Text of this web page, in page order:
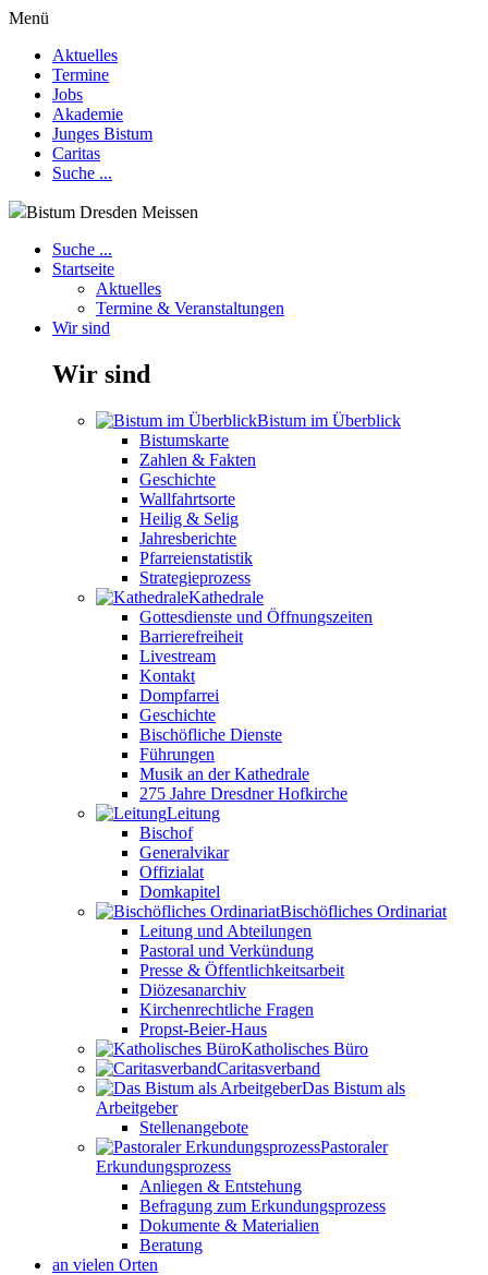
Menü
Aktuelles
Termine
Jobs
Akademie
Junges Bistum
Caritas
Suche ...
Bistum Dresden Meissen
Suche ...
Startseite
Aktuelles
Termine & Veranstaltungen
Wir sind
Wir sind
Bistum im Überblick
Bistumskarte
Zahlen & Fakten
Geschichte
Wallfahrtsorte
Heilig & Selig
Jahresberichte
Pfarreienstatistik
Strategieprozess
Kathedrale
Gottesdienste und Öffnungszeiten
Barrierefreiheit
Livestream
Kontakt
Dompfarrei
Geschichte
Bischöfliche Dienste
Führungen
Musik an der Kathedrale
275 Jahre Dresdner Hofkirche
Leitung
Bischof
Generalvikar
Offizialat
Domkapitel
Bischöfliches Ordinariat
Leitung und Abteilungen
Pastoral und Verkündung
Presse & Öffentlichkeitsarbeit
Diözesanarchiv
Kirchenrechtliche Fragen
Propst-Beier-Haus
Katholisches Büro
Caritasverband
Das Bistum als
Arbeitgeber
Stellenangebote
Pastoraler
Erkundungsprozess
Anliegen & Entstehung
Befragung zum Erkundungsprozess
Dokumente & Materialien
Beratung
an vielen Orten